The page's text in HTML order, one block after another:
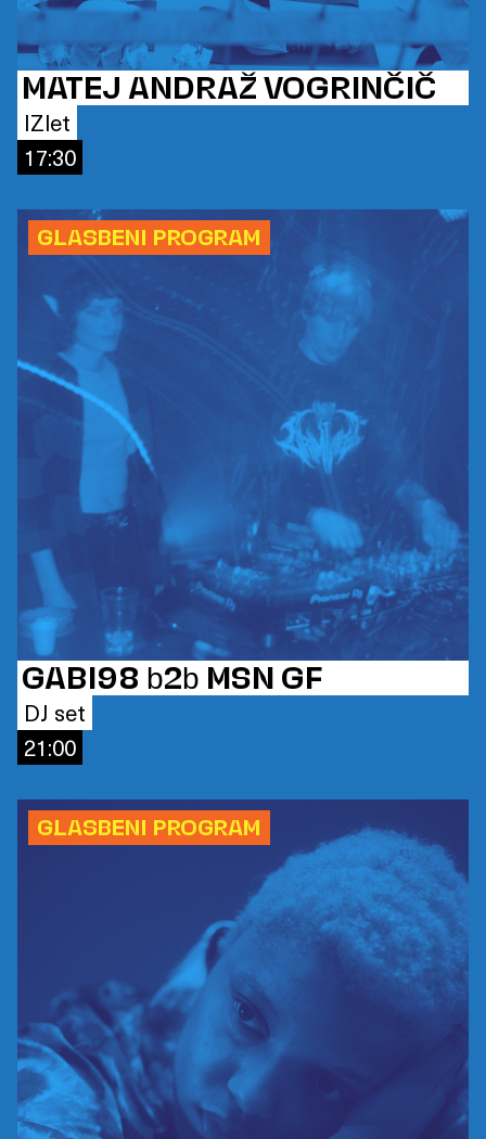
MATEJ ANDRAŽ VOGRINČIČ
IZlet
17:30
GLASBENI PROGRAM
GABI98 b2b MSN GF
DJ set
21:00
GLASBENI PROGRAM